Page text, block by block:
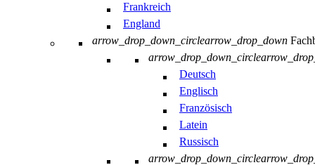
Frankreich
England
arrow_drop_down_circlearrow_drop_down
arrow_drop_down_circle
Deutsch
Englisch
Französisch
Latein
Russisch
arrow_drop_down_circle